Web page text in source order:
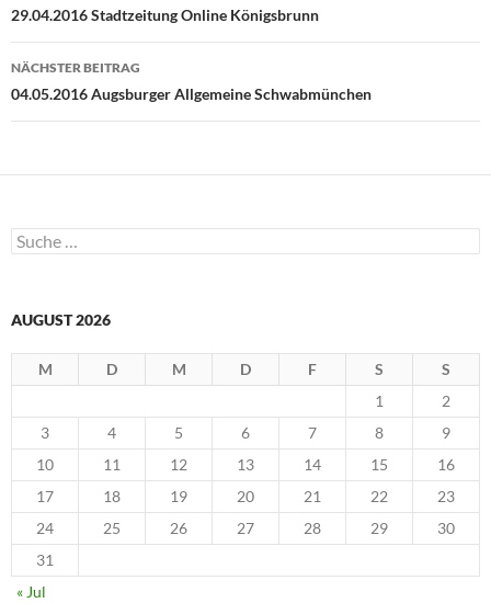
d
n
e
u
e
s
g
e
ö
e
t
29.04.2016 Stadtzeitung Online Königsbrunn
NÄCHSTER BEITRAG
04.05.2016 Augsburger Allgemeine Schwabmünchen
Suche
nach:
AUGUST 2026
M D M D F S
S
1
2
3
4 5 6 7 8
9
10
11 12 13 14 15
16
17
18 19 20 21 22
23
24
25 26 27 28 29
30
31
« Jul